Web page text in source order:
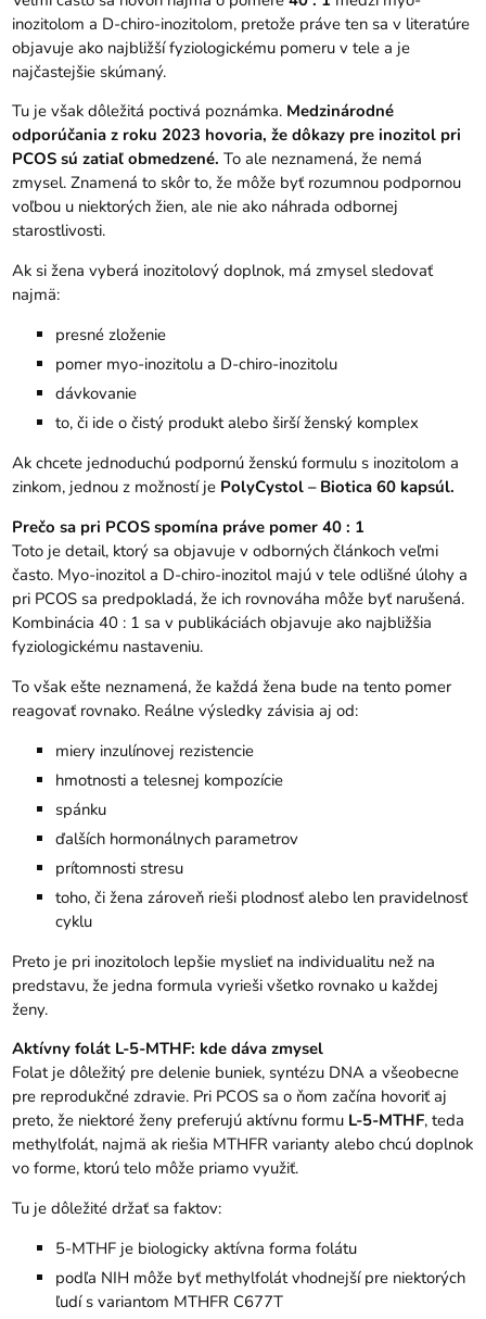
inozitolom a D-chiro-inozitolom, pretože práve ten sa v literatúre
objavuje ako najbližší fyziologickému pomeru v tele a je
najčastejšie skúmaný.
Tu je však dôležitá poctivá poznámka. Medzinárodné
odporúčania z roku 2023 hovoria, že dôkazy pre inozitol pri
PCOS sú zatiaľ obmedzené. To ale neznamená, že nemá
zmysel. Znamená to skôr to, že môže byť rozumnou podpornou
voľbou u niektorých žien, ale nie ako náhrada odbornej
starostlivosti.
Ak si žena vyberá inozitolový doplnok, má zmysel sledovať
najmä:
presné zloženie
pomer myo-inozitolu a D-chiro-inozitolu
dávkovanie
to, či ide o čistý produkt alebo širší ženský komplex
Ak chcete jednoduchú podpornú ženskú formulu s inozitolom a
zinkom, jednou z možností je PolyCystol – Biotica 60 kapsúl.
Prečo sa pri PCOS spomína práve pomer 40 : 1
Toto je detail, ktorý sa objavuje v odborných článkoch veľmi
často. Myo-inozitol a D-chiro-inozitol majú v tele odlišné úlohy a
pri PCOS sa predpokladá, že ich rovnováha môže byť narušená.
Kombinácia 40 : 1 sa v publikáciách objavuje ako najbližšia
fyziologickému nastaveniu.
To však ešte neznamená, že každá žena bude na tento pomer
reagovať rovnako. Reálne výsledky závisia aj od:
miery inzulínovej rezistencie
hmotnosti a telesnej kompozície
spánku
ďalších hormonálnych parametrov
prítomnosti stresu
toho, či žena zároveň rieši plodnosť alebo len pravidelnosť
cyklu
Preto je pri inozitoloch lepšie myslieť na individualitu než na
predstavu, že jedna formula vyrieši všetko rovnako u každej
ženy.
Aktívny folát L-5-MTHF: kde dáva zmysel
Folat je dôležitý pre delenie buniek, syntézu DNA a všeobecne
pre reprodukčné zdravie. Pri PCOS sa o ňom začína hovoriť aj
preto, že niektoré ženy preferujú aktívnu formu L-5-MTHF, teda
methylfolát, najmä ak riešia MTHFR varianty alebo chcú doplnok
vo forme, ktorú telo môže priamo využiť.
Tu je dôležité držať sa faktov:
5-MTHF je biologicky aktívna forma folátu
podľa NIH môže byť methylfolát vhodnejší pre niektorých
ľudí s variantom MTHFR C677T